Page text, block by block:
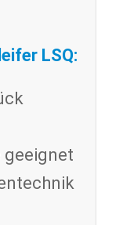
LSQ:
geeignet